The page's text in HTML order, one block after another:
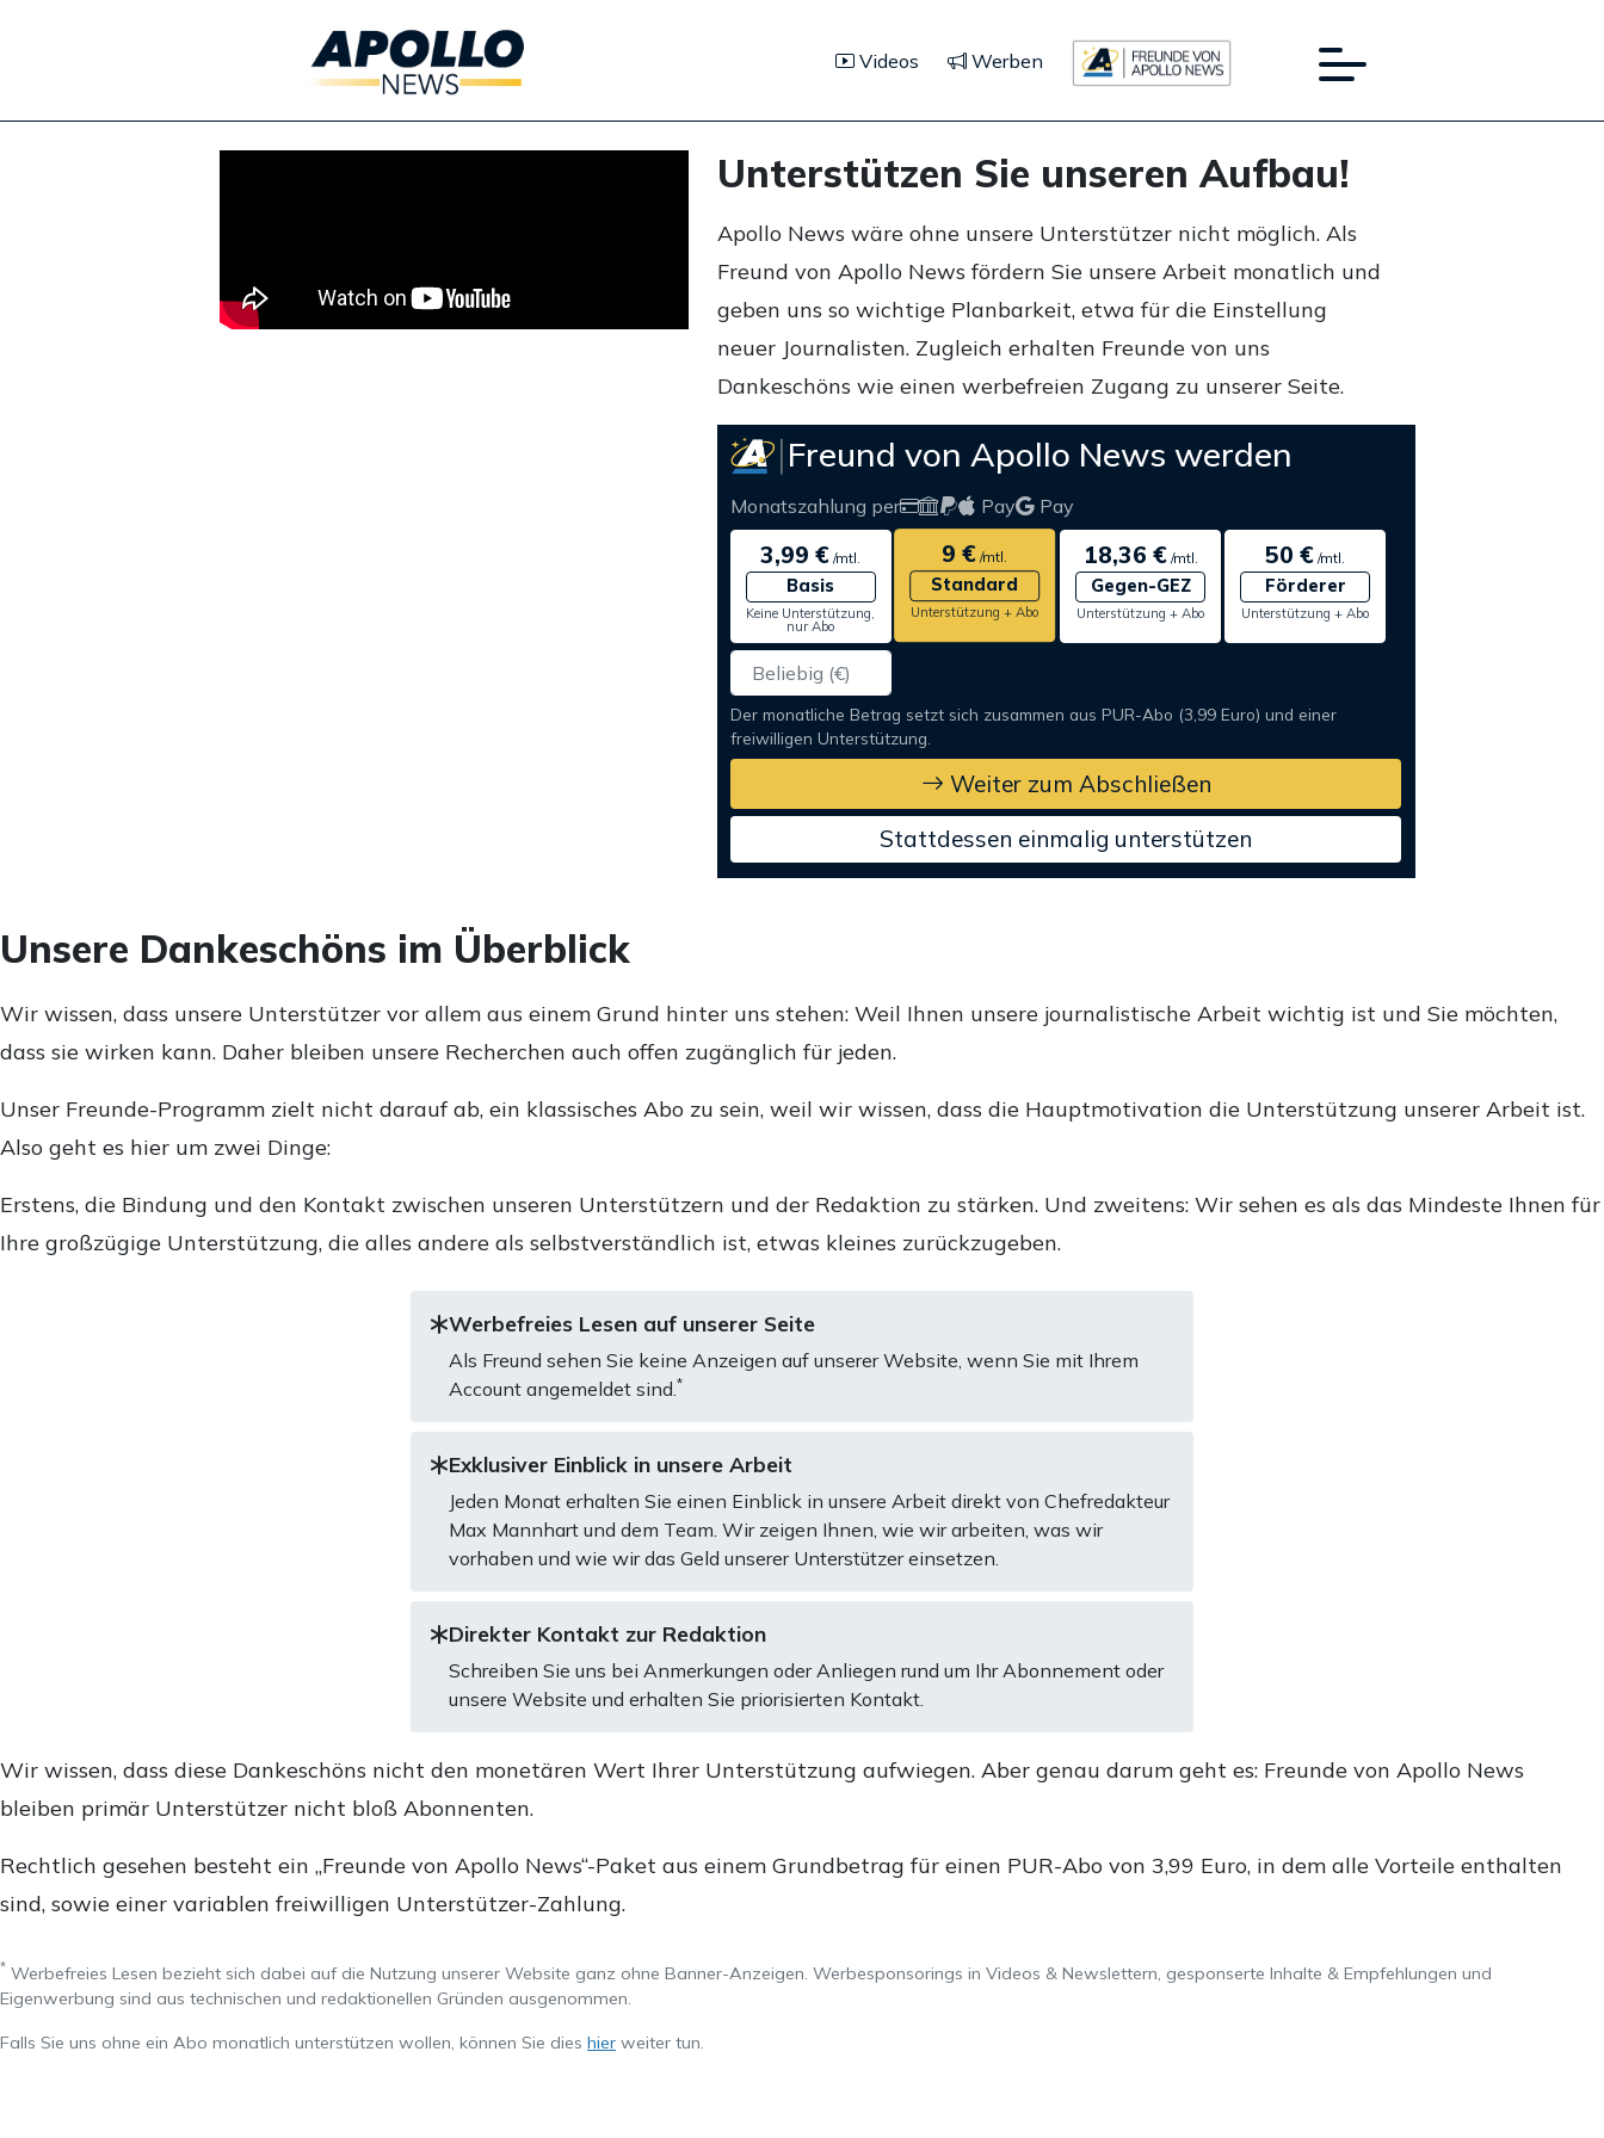
Videos Werben
Unterstützen Sie unseren Aufbau!
Apollo News wäre ohne unsere Unterstützer nicht möglich. Als
Freund von Apollo News fördern Sie unsere Arbeit monatlich und
geben uns so wichtige Planbarkeit, etwa für die Einstellung
neuer Journalisten. Zugleich erhalten Freunde von uns
Dankeschöns wie einen werbefreien Zugang zu unserer Seite.
Freund von Apollo News werden
Monatszahlung per Pay Pay
3,99 € /mtl.
Basis
Keine Unterstützung,
nur Abo
9 € /mtl.
Standard
Unterstützung + Abo
18,36 €/mtl.
Gegen-GEZ
Unterstützung + Abo
50 € /mtl.
Förderer
Unterstützung + Abo
Der monatliche Betrag setzt sich zusammen aus PUR-Abo (3,99 Euro) und einer
freiwilligen Unterstützung.
Weiter zum Abschließen
Stattdessen einmalig unterstützen
Unsere Dankeschöns im Überblick
Wir wissen, dass unsere Unterstützer vor allem aus einem Grund hinter uns stehen: Weil Ihnen unsere journalistische Arbeit wichtig ist und Sie möchten,
dass sie wirken kann. Daher bleiben unsere Recherchen auch offen zugänglich für jeden.
Unser Freunde-Programm zielt nicht darauf ab, ein klassisches Abo zu sein, weil wir wissen, dass die Hauptmotivation die Unterstützung unserer Arbeit ist.
Also geht es hier um zwei Dinge:
Erstens, die Bindung und den Kontakt zwischen unseren Unterstützern und der Redaktion zu stärken. Und zweitens: Wir sehen es als das Mindeste Ihnen für
Ihre großzügige Unterstützung, die alles andere als selbstverständlich ist, etwas kleines zurückzugeben.
Werbefreies Lesen auf unserer Seite
Als Freund sehen Sie keine Anzeigen auf unserer Website, wenn Sie mit Ihrem
Account angemeldet sind. *
Exklusiver Einblick in unsere Arbeit
Jeden Monat erhalten Sie einen Einblick in unsere Arbeit direkt von Chefredakteur
Max Mannhart und dem Team. Wir zeigen Ihnen, wie wir arbeiten, was wir
vorhaben und wie wir das Geld unserer Unterstützer einsetzen.
Direkter Kontakt zur Redaktion
Schreiben Sie uns bei Anmerkungen oder Anliegen rund um Ihr Abonnement oder
unsere Website und erhalten Sie priorisierten Kontakt.
Wir wissen, dass diese Dankeschöns nicht den monetären Wert Ihrer Unterstützung aufwiegen. Aber genau darum geht es: Freunde von Apollo News
bleiben primär Unterstützer nicht bloß Abonnenten.
Rechtlich gesehen besteht ein „Freunde von Apollo News“-Paket aus einem Grundbetrag für einen PUR-Abo von 3,99 Euro, in dem alle Vorteile enthalten
sind, sowie einer variablen freiwilligen Unterstützer-Zahlung.
* Werbefreies Lesen bezieht sich dabei auf die Nutzung unserer Website ganz ohne Banner-Anzeigen. Werbesponsorings in Videos & Newslettern, gesponserte Inhalte & Empfehlungen und
Eigenwerbung sind aus technischen und redaktionellen Gründen ausgenommen.
Falls Sie uns ohne ein Abo monatlich unterstützen wollen, können Sie dies hier weiter tun.